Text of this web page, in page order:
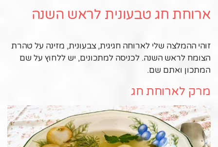
ארוחת חג טבעונית לראש השנה
זוהי ההמלצה שלי לארוחה חגיגית, צבעונית, מזינה על טהרת
הצומח לראש השנה. לכניסה למתכונים, יש ללחוץ על שם
המתכון ואתם שם.
מרק לארוחת חג